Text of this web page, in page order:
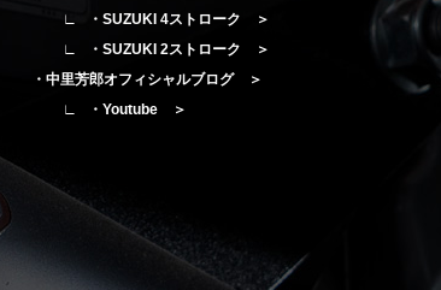
・SUZUKI 4ストローク ＞
・SUZUKI 2ストローク ＞
・中里芳郎オフィシャルブログ ＞
・Youtube ＞